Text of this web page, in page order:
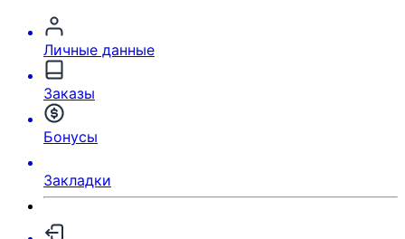
Личные данные
Заказы
Бонусы
Закладки